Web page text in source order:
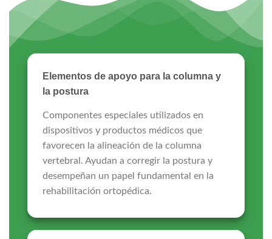
Elementos de apoyo para la columna y
la postura
Componentes especiales utilizados en
dispositivos y productos médicos que
favorecen la alineación de la columna
vertebral. Ayudan a corregir la postura y
desempeñan un papel fundamental en la
rehabilitación ortopédica.